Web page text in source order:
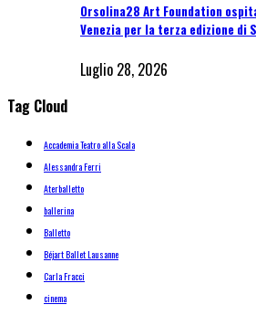
Orsolina28 Art Foundation
Venezia per la terza edizione di
Luglio 28, 2026
Tag Cloud
Accademia Teatro alla Scala
Alessandra Ferri
Aterballetto
ballerina
Balletto
Béjart Ballet Lausanne
Carla Fracci
cinema